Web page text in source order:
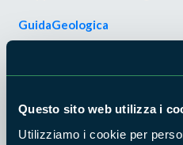
Questo sito web utilizza i
Utilizziamo i cookie per
GuidaGeologica